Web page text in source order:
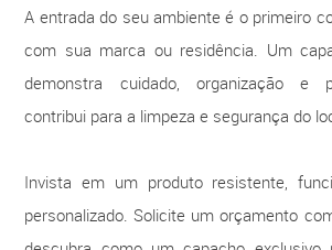
A entrada do seu ambiente é o primeiro
com sua marca ou residência. Um
demonstra cuidado, organização e
contribui para a limpeza e segurança do
Invista em um produto resistente,
personalizado. Solicite um orçamento